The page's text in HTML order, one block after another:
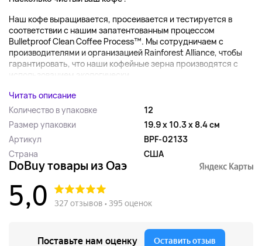
Наш кофе выращивается, просеивается и тестируется в
соответствии с нашим запатентованным процессом
Bulletproof Clean Coffee Process™. Мы сотрудничаем с
производителями и организацией Rainforest Alliance, чтобы
гарантировать, что наши кофейные зерна производятся с
использованием экологически...
Читать описание
Количество в упаковке
12
Размер упаковки
19.9 x 10.3 x 8.4 см
Артикул
BPF-02133
Страна
США